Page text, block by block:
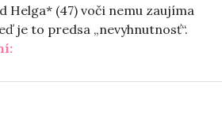
Helga* (47) voči nemu zaujíma
je to predsa „nevyhnutnosť“.
„Uprostred života a ďalej“